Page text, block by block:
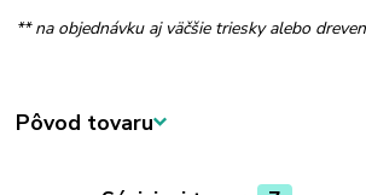
** na objednávku aj väčšie triesky alebo
Pôvod tovaru